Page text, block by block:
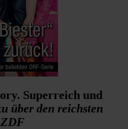
Superreich und
über den reichsten